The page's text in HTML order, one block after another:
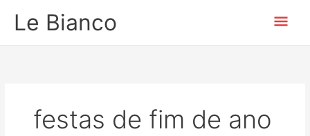
Le Bianco
festas de fim de ano